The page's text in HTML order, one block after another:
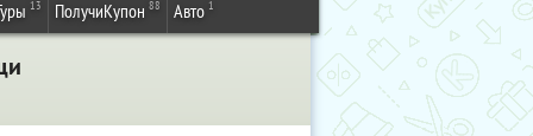
13 ПолучиКупон 88 Авто 1